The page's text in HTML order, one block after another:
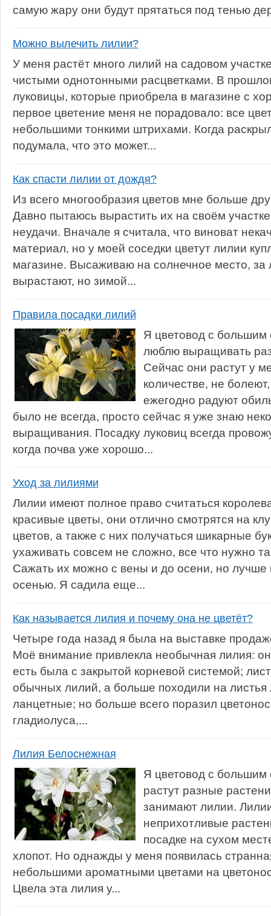
самую жару они будут прятаться под тенью
Можно вылечить лилии?
У меня растёт много лилий на садовом
чистыми однотонными расцветками. В
луковицы, которые приобрела в магазине с
первое цветение меня не порадовало: все
небольшими тонкими штрихами. Когда
подумала, что это может...
Как спасти лилии от дождя?
Из всего многообразия цветов мне больше
Давно пытаюсь вырастить их на своём
неудачи. Вначале я считала, что виноват
материал, но у моей соседки цветут лилии
магазине. Высаживаю на солнечное место, за
вырастают, но зимой...
Правила посадки лилий
Я цветовод с
люблю выращивать
Сейчас они растут у
количестве, не
ежегодно радуют
было не всегда, просто сейчас я уже знаю
выращивания. Посадку луковиц всегда
когда почва уже хорошо...
Уход за лилиями
Лилии имеют полное право считаться
красивые цветы, они отлично смотрятся на
цветов, а также с них получаться шикарные
ухаживать совсем не сложно, все что нужно
Сажать их можно с вены и до осени, но лучше
осенью. Я садила еще...
Как называется лилия и почему она не цветёт?
Четыре года назад я была на выставке
Моё внимание привлекла необычная лилия:
есть была с закрытой корневой системой;
обычных лилий, а больше походили на
ланцетные; но больше всего поразил
гладиолуса,...
Лилия Белоснежная
Я цветовод с большим
растут разные
занимают лилии.
неприхотливые
посадке на сухом
хлопот. Но однажды у меня появилась
небольшими ароматными цветами на
Цвела эта лилия у...